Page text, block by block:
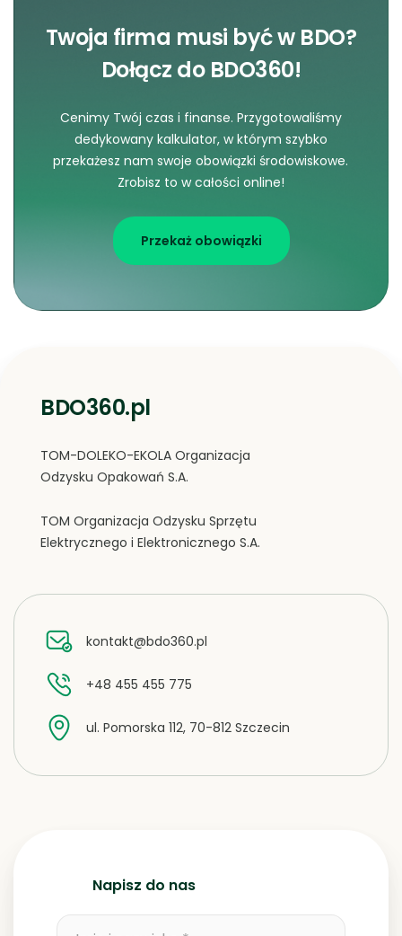
Twoja firma musi być w BDO?
Dołącz do BDO360!
Cenimy Twój czas i finanse. Przygotowaliśmy
dedykowany kalkulator, w którym szybko
przekażesz nam swoje obowiązki środowiskowe.
Zrobisz to w całości online!
Przekaż obowiązki
Napisz do nas
BDO360.pl
TOM-DOLEKO-EKOLA Organizacja
Odzysku Opakowań S.A.
TOM Organizacja Odzysku Sprzętu
Elektrycznego i Elektronicznego S.A.
kontakt@bdo360.pl
+48 455 455 775
ul. Pomorska 112, 70-812 Szczecin